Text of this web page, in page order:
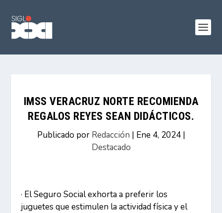
IMSS VERACRUZ NORTE RECOMIENDA
REGALOS REYES SEAN DIDÁCTICOS.
Publicado por Redacción | Ene 4, 2024|
Destacado
· El Seguro Social exhorta a preferir los
juguetes que estimulen la actividad física y el